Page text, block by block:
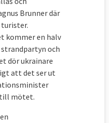
Brunner där
kommer en halv
och
dör ukrainare
att det ser ut
till mötet.